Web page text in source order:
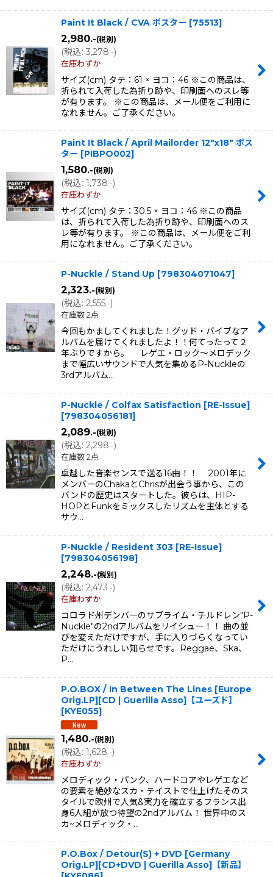
Paint It Black / CVA ポスター [75513]
2,980.-(税別)
(税込: 3,278.-)
在庫わずか
サイズ(cm) タテ：61 × ヨコ：46 ※この商品は、
折られて入荷した為折り跡や、印刷面へのスレ等
が有ります。 ※この商品は、メール便をご利用に
なれません。ご了承ください。
Paint It Black / April Mailorder 12"x18" ポス
ター [PIBPO002]
1,580.-(税別)
(税込: 1,738.-)
在庫わずか
サイズ(cm) タテ：30.5 × ヨコ：46 ※この商品
は、折られて入荷した為折り跡や、印刷面へのス
レ等が有ります。 ※この商品は、メール便をご利
用になれません。ご了承ください。
P-Nuckle / Stand Up [798304071047]
2,323.-(税別)
(税込: 2,555.-)
在庫数 2点
今回もかましてくれました！グッド・バイブなア
ルバムを届けてくれましたよ！！何てったって２
年ぶりですから。 レゲエ・ロック〜メロデック
まで幅広いサウンドで人気を集めるP-Nuckleの
3rdアルバム…
P-Nuckle / Colfax Satisfaction [RE-Issue]
[798304056181]
2,089.-(税別)
(税込: 2,298.-)
在庫数 2点
卓越した音楽センスで送る16曲！！ 2001年に
メンバーのChakaとChrisが出会う事から、この
バンドの歴史はスタートした。彼らは、HIP-
HOPとFunkをミックスしたリズムを主体とする
サウ…
P-Nuckle / Resident 303 [RE-Issue]
[798304056198]
2,248.-(税別)
(税込: 2,473.-)
在庫わずか
コロラド州デンバーのサブライム・チルドレン"P-
Nuckle"の2ndアルバムをリイシュー！！ 曲の並
びを変えただけですが、手に入りづらくなってい
ただけにうれしい知らせです。Reggae、Ska、
P…
P.O.BOX / In Between The Lines [Europe
Orig.LP][CD | Guerilla Asso]【ユーズド】
[KYE055]
1,480.-(税別)
(税込: 1,628.-)
在庫わずか
メロディック・パンク、ハードコアやレゲエなど
の要素を絶妙なスカ・テイストで仕上げたそのス
タイルで欧州で人気&実力を確立するフランス出
身6人組が放つ待望の2ndアルバム！ 世界中のス
カ~メロディック・…
P.O.Box / Detour(S) + DVD [Germany
Orig.LP][CD+DVD | Guerilla Asso]【新品】